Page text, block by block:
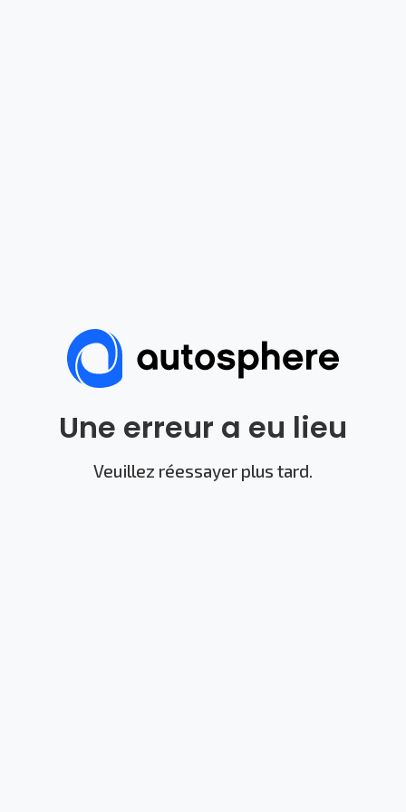
Une erreur a eu lieu
Veuillez réessayer plus tard.